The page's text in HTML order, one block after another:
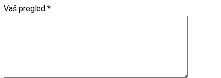
Vaš pregled *